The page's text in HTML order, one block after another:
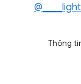
Thông